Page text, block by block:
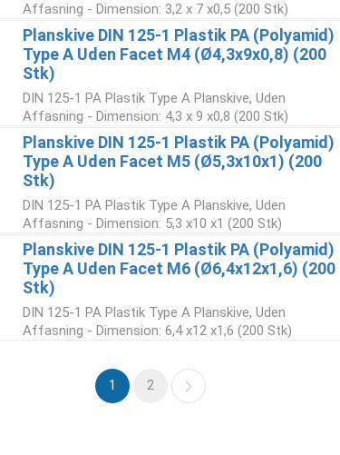
Affasning - Dimension: 3,2 x 7 x0,5 (200 Stk)
Planskive DIN 125-1 Plastik PA (Polyamid)
Type A Uden Facet M4 (Ø4,3x9x0,8) (200
Stk)
DIN 125-1 PA Plastik Type A Planskive, Uden
Affasning - Dimension: 4,3 x 9 x0,8 (200 Stk)
Planskive DIN 125-1 Plastik PA (Polyamid)
Type A Uden Facet M5 (Ø5,3x10x1) (200
Stk)
DIN 125-1 PA Plastik Type A Planskive, Uden
Affasning - Dimension: 5,3 x10 x1 (200 Stk)
Planskive DIN 125-1 Plastik PA (Polyamid)
Type A Uden Facet M6 (Ø6,4x12x1,6) (200
Stk)
DIN 125-1 PA Plastik Type A Planskive, Uden
Affasning - Dimension: 6,4 x12 x1,6 (200 Stk)
1 2